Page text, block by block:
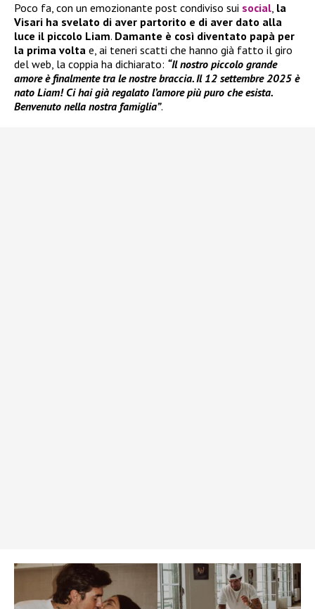
Poco fa, con un emozionante post condiviso sui social, la
Visari ha svelato di aver partorito e di aver dato alla
luce il piccolo Liam. Damante è così diventato papà per
la prima volta e, ai teneri scatti che hanno già fatto il giro
del web, la coppia ha dichiarato: “Il nostro piccolo grande
amore è finalmente tra le nostre braccia. Il 12 settembre 2025 è
nato Liam! Ci hai già regalato l’amore più puro che esista.
Benvenuto nella nostra famiglia”.